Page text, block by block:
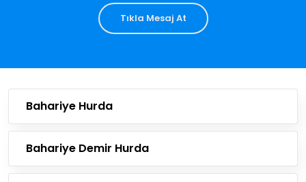
Tıkla Mesaj At
Bahariye Hurda
Bahariye Demir Hurda